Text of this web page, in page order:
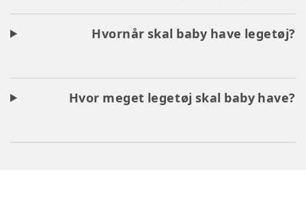
Hvornår skal baby have legetøj?
Hvor meget legetøj skal baby have?